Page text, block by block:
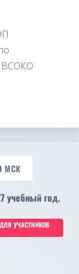
ВСОКО
МСК
учебный год.
УЧАСТНИКОВ